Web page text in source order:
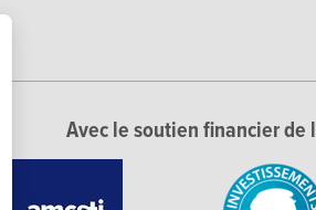
Avec le soutien financier de